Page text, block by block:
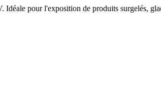
pour l'exposition de produits surgelés,